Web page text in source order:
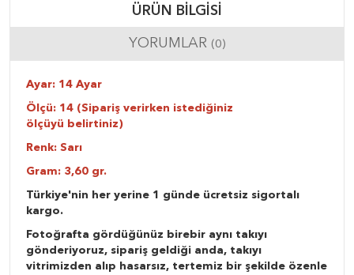
ÜRÜN BILGISI
YORUMLAR (0)
Ayar: 14 Ayar
Ölçü: 14 (Sipariş verirken istediğiniz
ölçüyü belirtiniz)
Renk: Sarı
Gram: 3,60 gr.
Türkiye'nin her yerine 1 günde ücretsiz sigortalı
kargo.
Fotoğrafta gördüğünüz birebir aynı takıyı
gönderiyoruz, sipariş geldiği anda, takıyı
vitrimizden alıp hasarsız, tertemiz bir şekilde özenle